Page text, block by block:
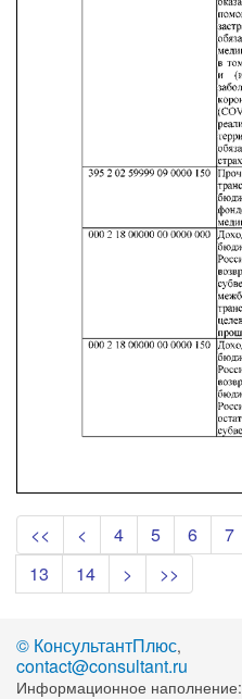
<< < 4 5 6 7
13
14 > >>
© КонсультантПлюс,
contact@consultant.ru
Информационное наполнение: